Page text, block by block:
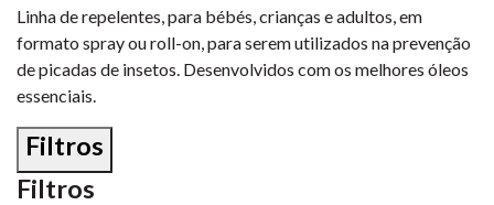
Linha de repelentes, para bébés, crianças e adultos, em
formato spray ou roll-on, para serem utilizados na prevenção
de picadas de insetos. Desenvolvidos com os melhores óleos
essenciais.
Filtros
Filtros